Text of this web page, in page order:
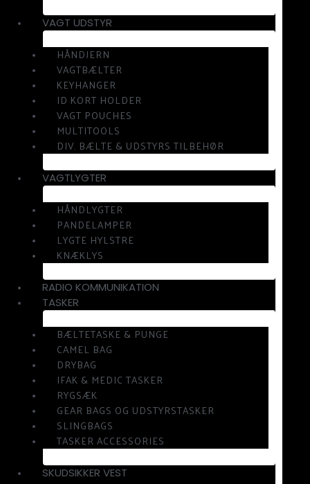
VAGT UDSTYR
HÅNDJERN
VAGTBÆLTER
KEYHANGER
ID KORT HOLDER
VAGT POUCHES
MULTITOOLS
DIV. BÆLTE & UDSTYRS TILBEHØR
VAGTLYGTER
HÅNDLYGTER
PANDELAMPER
LYGTE HYLSTRE
KNÆKLYS
RADIO KOMMUNIKATION
TASKER
BÆLTETASKE & PUNGE
CAMEL BAG
DRYBAG
IFAK & MEDIC TASKER
RYGSÆK
GEAR BAGS OG UDSTYRSTASKER
SLINGBAGS
TASKER ACCESSORIES
SKUDSIKKER VEST